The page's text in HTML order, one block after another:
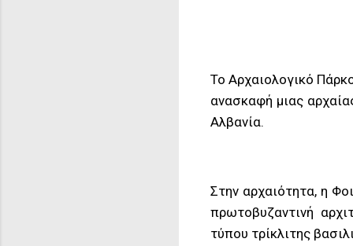
Το Αρχαιολογικό
ανασκαφή μιας
Αλβανία.
Στην αρχαιότητα, η
πρωτοβυζαντινή
τύπου τρίκλιτης